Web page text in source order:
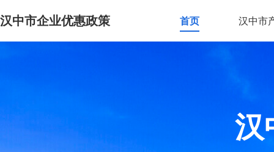
汉中市企业优惠政策 首页 汉中市
汉